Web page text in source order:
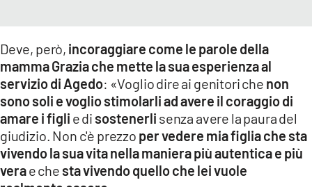
Deve, però, incoraggiare come le parole della
mamma Grazia che mette la sua esperienza al
servizio di Agedo: «Voglio dire ai genitori che non
sono soli e voglio stimolarli ad avere il coraggio di
amare i figli e di sostenerli senza avere la paura del
giudizio. Non c'è prezzo per vedere mia figlia che sta
vivendo la sua vita nella maniera più autentica e più
verae che sta vivendo quello che lei vuole